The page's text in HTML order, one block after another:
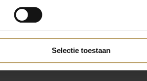
Selectie toestaan